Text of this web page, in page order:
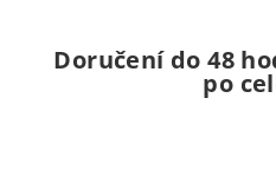
Doručení do 48
po